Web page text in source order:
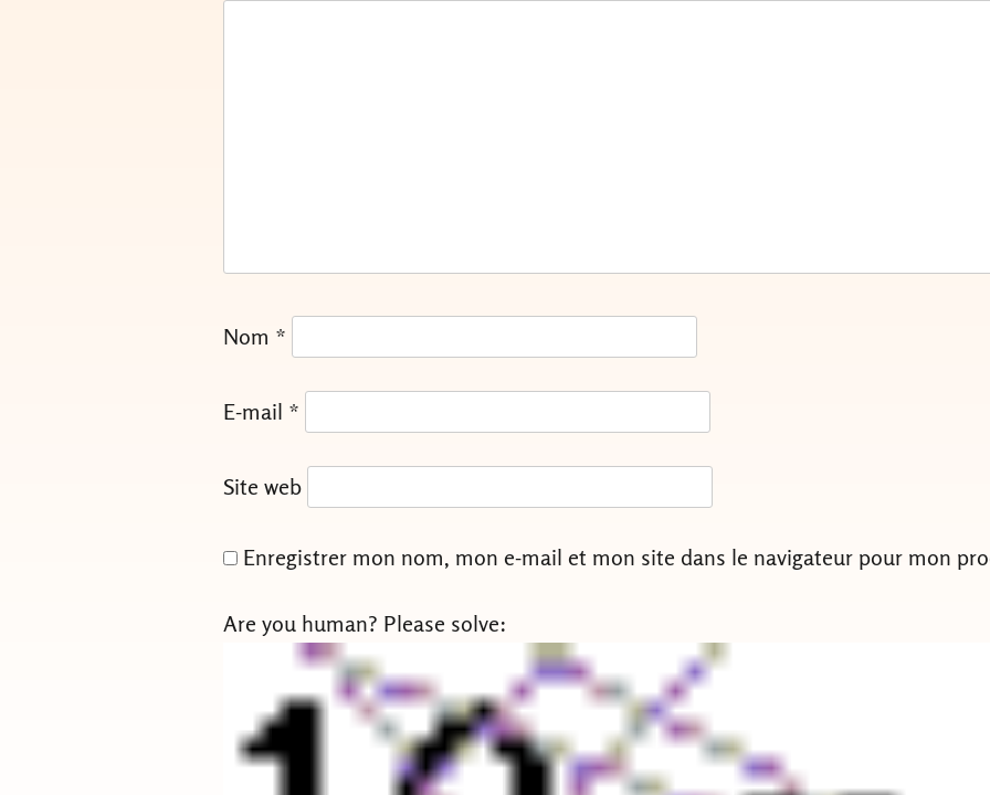
Nom *
E-mail *
Site web
Enregistrer mon nom, mon e-mail et mon site dans le navigateur pour mon
Are you human? Please solve: